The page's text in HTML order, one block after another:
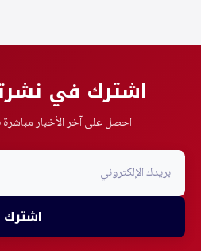
اشترك في
احصل على آخر الأخبار مباشرة
اشترك